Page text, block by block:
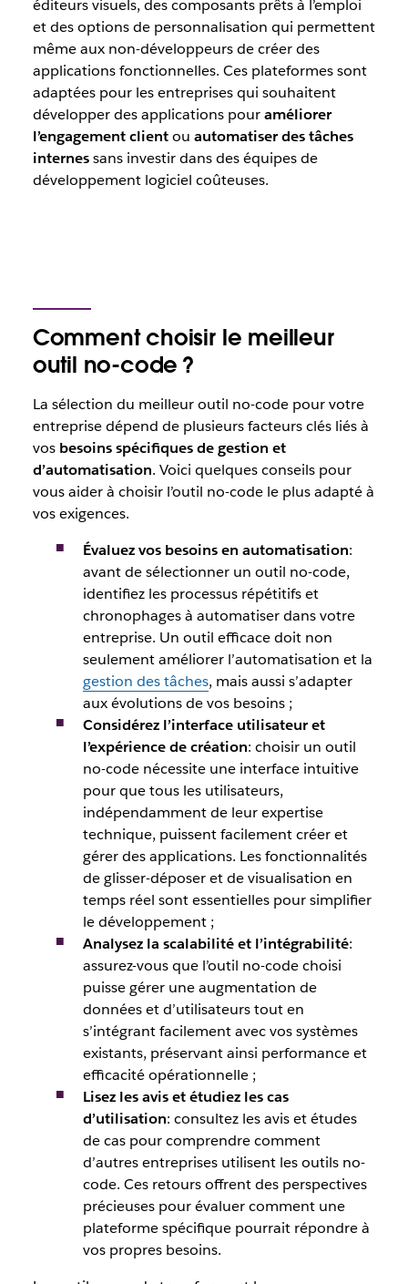
éditeurs visuels, des composants prêts à l’emploi
et des options de personnalisation qui permettent
même aux non-développeurs de créer des
applications fonctionnelles. Ces plateformes sont
adaptées pour les entreprises qui souhaitent
développer des applications pouraméliorer
l’engagement clientou automatiser des tâches
internessans investir dans des équipes de
développement logiciel coûteuses.
Comment choisir le meilleur
outil no-code ?
La sélection du meilleur outil no-code pour votre
entreprise dépend de plusieurs facteurs clés liés à
vos besoins spécifiques de gestion et
d’automatisation. Voici quelques conseils pour
vous aider à choisir l’outil no-code le plus adapté à
vos exigences.
Évaluez vos besoins en automatisation:
avant de sélectionner un outil no-code,
identifiez les processus répétitifs et
chronophages à automatiser dans votre
entreprise. Un outil efficace doit non
seulement améliorer l’automatisation et la
gestion des tâches, mais aussi s’adapter
aux évolutions de vos besoins ;
Considérez l’interface utilisateur et
l’expérience de création: choisir un outil
no-code nécessite une interface intuitive
pour que tous les utilisateurs,
indépendamment de leur expertise
technique, puissent facilement créer et
gérer des applications. Les fonctionnalités
de glisser-déposer et de visualisation en
temps réel sont essentielles pour simplifier
le développement ;
Analysez la scalabilité et l’intégrabilité:
assurez-vous que l’outil no-code choisi
puisse gérer une augmentation de
données et d’utilisateurs tout en
s’intégrant facilement avec vos systèmes
existants, préservant ainsi performance et
efficacité opérationnelle ;
Lisez les avis et étudiez les cas
d’utilisation: consultez les avis et études
de cas pour comprendre comment
d’autres entreprises utilisent les outils no-
code. Ces retours offrent des perspectives
précieuses pour évaluer comment une
plateforme spécifique pourrait répondre à
vos propres besoins.